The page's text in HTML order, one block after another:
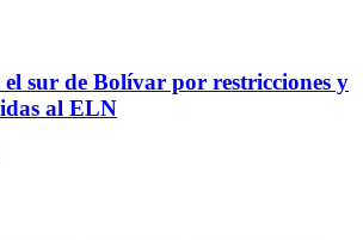
sur de Bolívar por restricciones y
al ELN